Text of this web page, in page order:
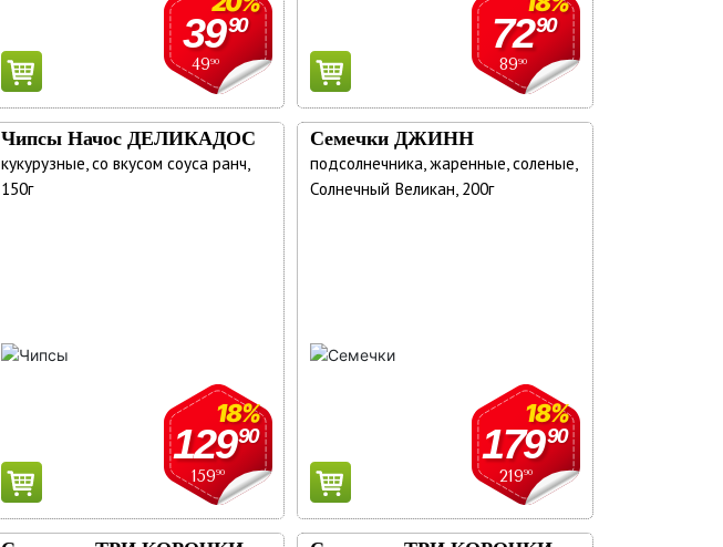
4990
3990
8990
7290
Чипсы Начос ДЕЛИКАДОС
кукурузные, со вкусом соуса ранч,
150г
15990
18%
12990
Семечки ДЖИНН
подсолнечника, жаренные, соленые,
Солнечный Великан, 200г
21990
18%
17990